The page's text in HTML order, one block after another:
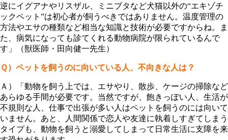
逆にイグアナやリスザル、ミニブタなど犬猫以外の“エキゾチ
ックペット”は初心者が飼うべきではありません。温度管理の
方法やエサの種類など相当な知識と技術が必要ですからね。ま
た、病気になっても診てくれる動物病院が限られているんで
す」（獣医師・田向健一先生）
Ｑ）ペットを飼うのに向いている人、不向きな人は？
Ａ）「動物を飼う上では、エサやり、散歩、ケージの掃除など
あらゆる手間が必要です。当然ですが、飽きっぽい人、生活が
不規則な人、仕事で出張が多い人はペットを飼うのには向いて
いません。あと、人間関係で恋人や友達に執着しすぎてしまう
タイプも、動物を飼うと溺愛してしまって日常生活に支障を来